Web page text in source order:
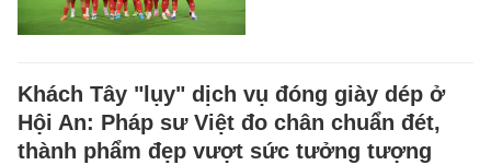
Khách Tây "lụy" dịch vụ đóng giày dép ở
Hội An: Pháp sư Việt đo chân chuẩn đét,
thành phẩm đẹp vượt sức tưởng tượng